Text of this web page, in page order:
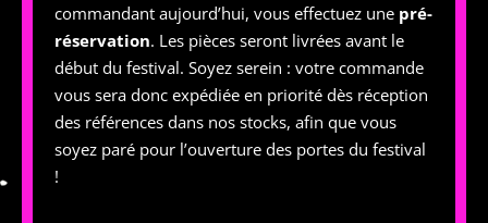
commandant aujourd’hui, vous effectuez une pré-
réservation. Les pièces seront livrées avant le
début du festival. Soyez serein : votre commande
vous sera donc expédiée en priorité dès réception
des références dans nos stocks, afin que vous
soyez paré pour l’ouverture des portes du festival
!